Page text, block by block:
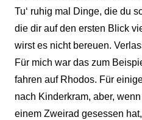
Tu‘ ruhig mal Dinge, die du
die dir auf den ersten Blick
wirst es nicht bereuen.
Für mich war das zum
fahren auf Rhodos. Für
nach Kinderkram, aber,
einem Zweirad gesessen